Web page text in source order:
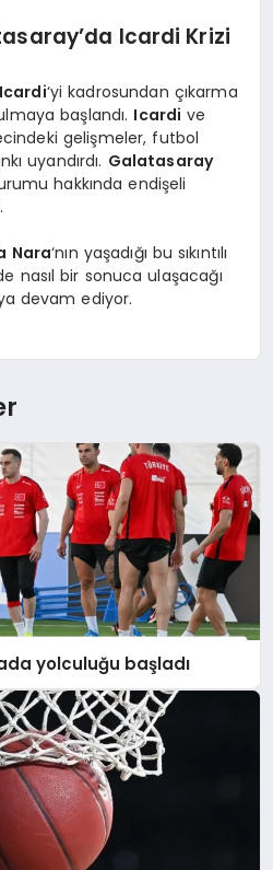
Icardi Krizi
‘yi kadrosundan çıkarma
başlandı. Icardi ve
gelişmeler, futbol
uyandırdı. Galatasaray
hakkında endişeli
Nara‘nın yaşadığı bu sıkıntılı
nasıl bir sonuca ulaşacağı
devam ediyor.
yolculuğu başladı